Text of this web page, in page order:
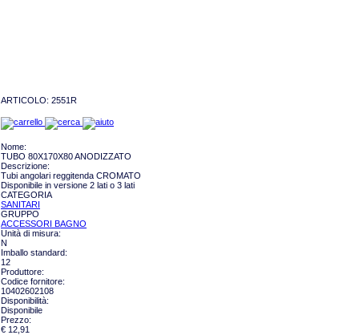
ARTICOLO: 2551R
Nome:
TUBO 80X170X80 ANODIZZATO
Descrizione:
Tubi angolari reggitenda CROMATO
Disponibile in versione 2 lati o 3 lati
CATEGORIA
SANITARI
GRUPPO
ACCESSORI BAGNO
Unità di misura:
N
Imballo standard:
12
Produttore:
Codice fornitore:
10402602108
Disponibilità:
Disponibile
Prezzo:
€ 12,91